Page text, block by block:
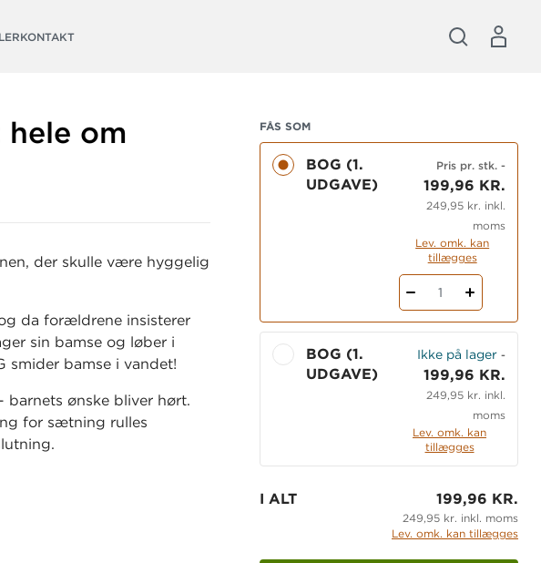
KONTAKT
om
der skulle være hyggelig
da forældrene insisterer
sin bamse og løber i
smider bamse i vandet!
barnets ønske bliver hørt.
for sætning rulles
FÅS SOM
BOG (1.
UDGAVE)
Pris pr. stk. -
199,96 KR.
249,95 kr. inkl.
moms
Lev. omk. kan
tillægges
1
BOG (1.
UDGAVE)
Ikke på lager -
199,96 KR.
249,95 kr. inkl.
moms
Lev. omk. kan
tillægges
I ALT 199,96 KR.
249,95 kr. inkl. moms
Lev. omk. kan tillægges